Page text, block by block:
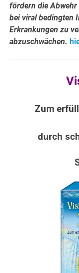
fördern die
bei viral bedingten
Erkrankungen zu
abzuschwächen.
Zum
durch